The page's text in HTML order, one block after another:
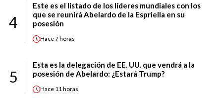
4
Este es el listado de los líderes mundiales con los
que se reunirá Abelardo de la Espriella en su
posesión
Hace7 horas
5
Esta es la delegación de EE. UU. que vendrá a la
posesión de Abelardo: ¿Estará Trump?
Hace 11 horas